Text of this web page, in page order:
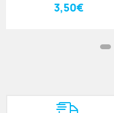
Σουπλά Από PVC Με
Εκτύπωση 33x43cm
3,50€